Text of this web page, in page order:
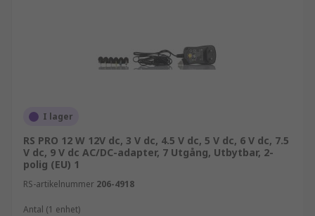
I lager
RS PRO 12 W 12V dc, 3 V dc, 4.5 V dc, 5 V dc, 6 V dc, 7.5
V dc, 9 V dc AC/DC-adapter, 7 Utgång, Utbytbar, 2-
polig (EU) 1
RS-artikelnummer 206-4918
Antal (1 enhet)